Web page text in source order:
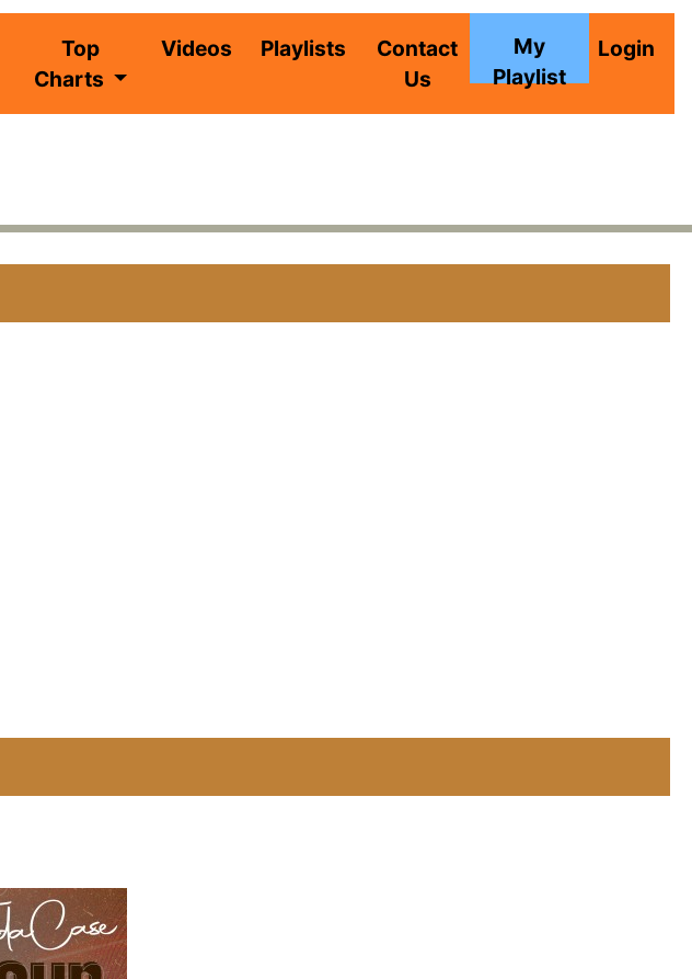
Top
Charts
Videos Playlists
Contact
Us
My
Playlist
Login